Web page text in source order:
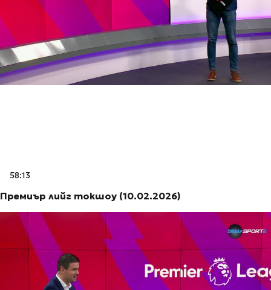
58:13
Премиър лийг токшоу (10.02.2026)